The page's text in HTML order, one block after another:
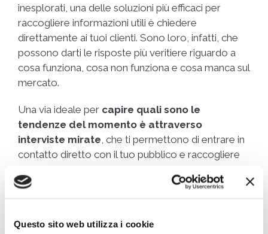
Questo sito web utilizza i cookie
inesplorati, una delle soluzioni più efficaci per
raccogliere informazioni utili è chiedere
direttamente ai tuoi clienti. Sono loro, infatti, che
possono darti le risposte più veritiere riguardo a
cosa funziona, cosa non funziona e cosa manca sul
mercato.
Una via ideale per capire quali sono le
tendenze del momento è attraverso
interviste mirate , che ti permettono di entrare in
contatto diretto con il tuo pubblico e raccogliere
condurre queste interviste, e ognuno ha i suoi
Leinterviste CAWI(Computer-Assisted